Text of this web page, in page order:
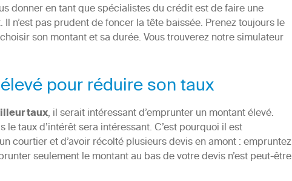
donner en tant que spécialistes du crédit est de faire une
n’est pas prudent de foncer la tête baissée. Prenez toujours le
son montant et sa durée. Vous trouverez notre simulateur
pour réduire son taux
taux, il serait intéressant d’emprunter un montant élevé.
taux d’intérêt sera intéressant. C’est pourquoi il est
courtier et d’avoir récolté plusieurs devis en amont : empruntez
seulement le montant au bas de votre devis n’est peut-être